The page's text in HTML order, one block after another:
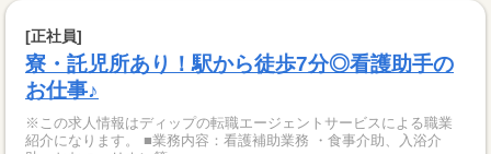
[正社員]
寮・託児所あり！駅から徒歩7分◎看護助手の
お仕事♪
※この求人情報はディップの転職エージェントサービスによる職業
紹介になります。 ■業務内容：看護補助業務 ・食事介助、入浴介